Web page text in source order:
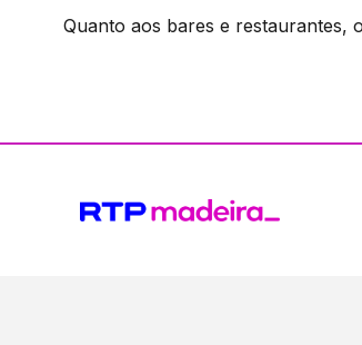
Quanto aos bares e restaurantes,